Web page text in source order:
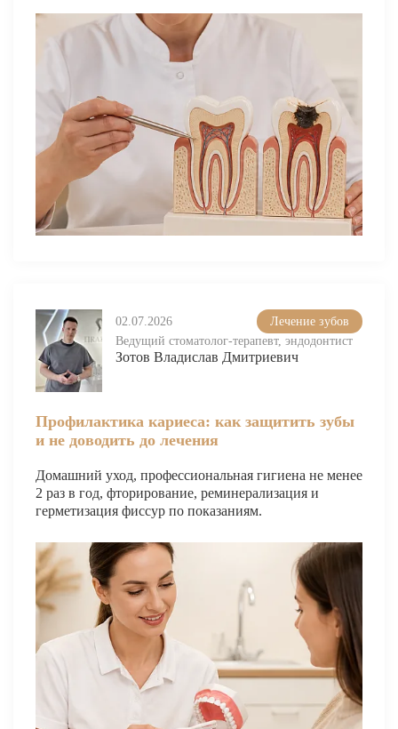
Протезирование на имплантах
Функциональная диагностика
Безметалловая керамика
Вкладки
Протезирование All-on-4
Съемные зубные протезы
УДАЛЕНИЕ ЗУБОВ
О КЛИНИКЕ
ТОВАРЫ
КОНТАКТЫ
ОТЗЫВЫ
СТАТЬИ
ВАКАНСИИ
АКЦИИ
ФОТОГАЛЕРЕЯ
ОФИЦИАЛЬНАЯ ИНФОРМАЦИЯ
ОБОРУДОВАНИЕ
02.07.2026
Лечение зубов
Ведущий стоматолог-терапевт, эндодонтист
Зотов Владислав Дмитриевич
Профилактика кариеса: как защитить зубы
и не доводить до лечения
Домашний уход, профессиональная гигиена не менее
2 раз в год, фторирование, реминерализация и
герметизация фиссур по показаниям.